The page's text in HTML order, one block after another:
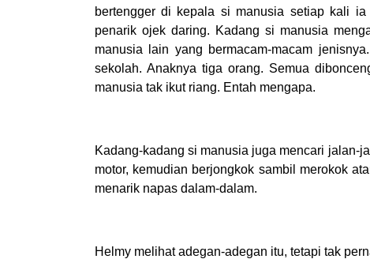
bertengger di kepala si manusia setiap kali
penarik ojek daring. Kadang si manusia
manusia lain yang bermacam-macam
sekolah. Anaknya tiga orang. Semua
manusia tak ikut riang. Entah mengapa.
Kadang-kadang si manusia juga mencari jalan-
motor, kemudian berjongkok sambil merokok
menarik napas dalam-dalam.
Helmy melihat adegan-adegan itu, tetapi tak